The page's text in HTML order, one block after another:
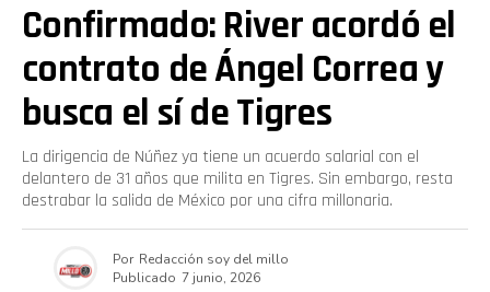
Confirmado: River acordó el
contrato de Ángel Correa y
busca el sí de Tigres
La dirigencia de Núñez ya tiene un acuerdo salarial con el
delantero de 31 años que milita en Tigres. Sin embargo, resta
destrabar la salida de México por una cifra millonaria.
Por Redacción soy del millo
Publicado 7 junio, 2026